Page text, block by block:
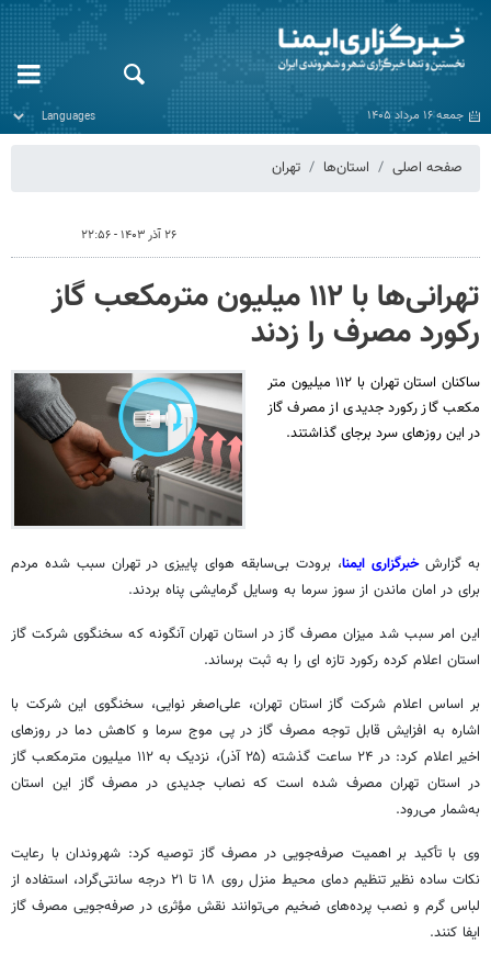
جمعه ۱۶ مرداد ۱۴۰۵
صفحه اصلی استان‌ها تهران
۲۶ آذر ۱۴۰۳ - ۲۲:۵۶
تهرانی‌ها با ۱۱۲ میلیون مترمکعب گاز
رکورد مصرف را زدند
ساکنان استان تهران با ۱۱۲ میلیون متر
مکعب گاز رکورد جدیدی از مصرف گاز
در این روزهای سرد برجای گذاشتند.
به گزارش خبرگزاری ایمنا، برودت بی‌سابقه هوای پاییزی در تهران سبب شده مردم
برای در امان ماندن از سوز سرما به وسایل گرمایشی پناه بردند.
این امر سبب شد میزان مصرف گاز در استان تهران آنگونه که سخنگوی شرکت گاز
استان اعلام کرده رکورد تازه ای را به ثبت برساند.
بر اساس اعلام شرکت گاز استان تهران، علی‌اصغر نوایی، سخنگوی این شرکت با
اشاره به افزایش قابل توجه مصرف گاز در پی موج سرما و کاهش دما در روزهای
اخیر اعلام کرد: در ۲۴ ساعت گذشته (۲۵ آذر)، نزدیک به ۱۱۲ میلیون مترمکعب گاز
در استان تهران مصرف شده است که نصاب جدیدی در مصرف گاز این استان
به‌شمار می‌رود.
وی با تأکید بر اهمیت صرفه‌جویی در مصرف گاز توصیه کرد: شهروندان با رعایت
نکات ساده نظیر تنظیم دمای محیط منزل روی ۱۸ تا ۲۱ درجه سانتی‌گراد، استفاده از
لباس گرم و نصب پرده‌های ضخیم می‌توانند نقش مؤثری در صرفه‌جویی مصرف گاز
ایفا کنند.